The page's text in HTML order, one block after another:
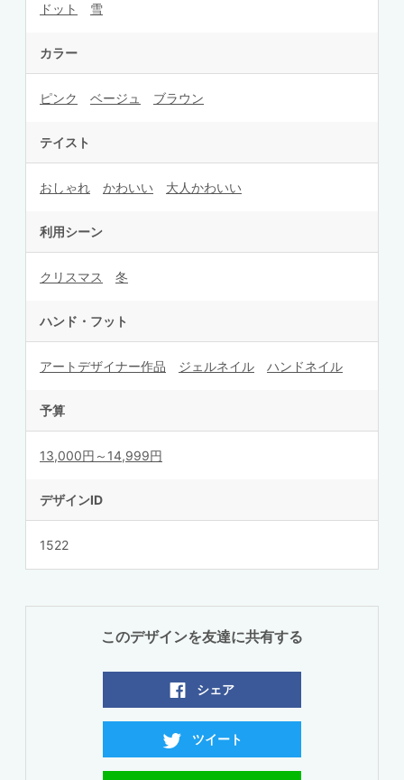
ドット
雪
カラー
ピンク ベージュ ブラウン
テイスト
おしゃれ かわいい 大人かわいい
利用シーン
クリスマス 冬
ハンド・フット
アートデザイナー作品 ジェルネイル ハンドネイル
予算
13,000円～14,999円
デザインID
1522
このデザインを友達に共有する
シェア
ツイート